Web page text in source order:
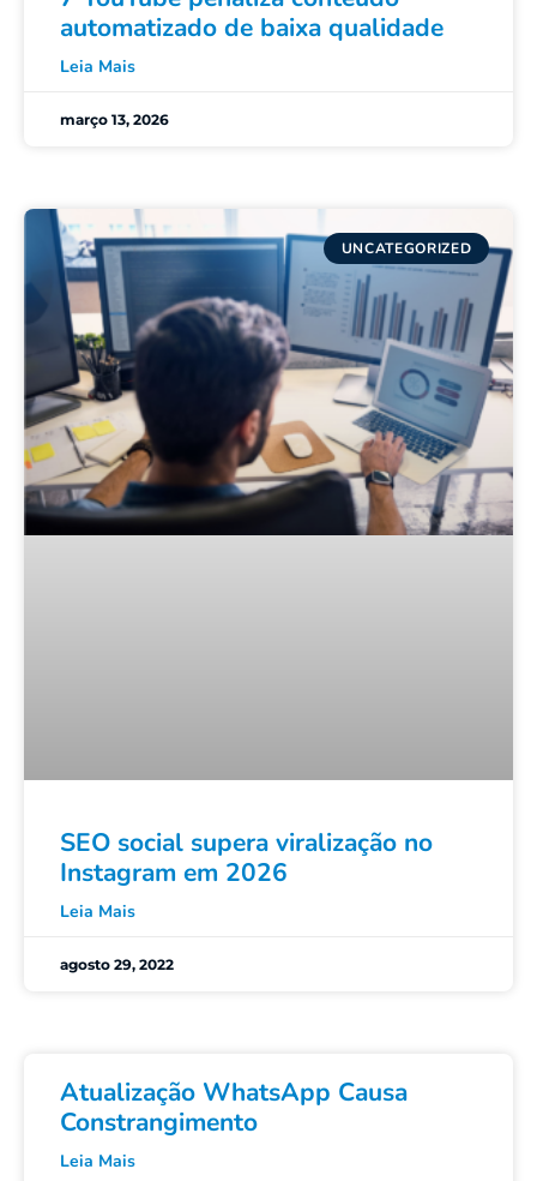
automatizado de baixa qualidade
Leia Mais
março 13, 2026
UNCATEGORIZED
SEO social supera viralização no
Instagram em 2026
Leia Mais
agosto 29, 2022
Atualização WhatsApp Causa
Constrangimento
Leia Mais